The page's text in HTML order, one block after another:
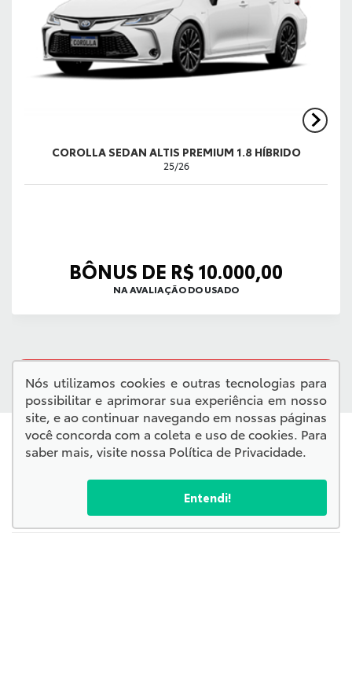
COROLLA SEDAN ALTIS PREMIUM 1.8 HÍBRIDO
25/26
BÔNUS DE R$ 10.000,00
NA AVALIAÇÃO DO USADO
Confira endereços, telefones e horários, selecionando a
unidade abaixo:
Nós utilizamos cookies e outras tecnologias para
possibilitar e aprimorar sua experiência em nosso
site, e ao continuar navegando em nossas páginas
você concorda com a coleta e uso de cookies. Para
saber mais, visite nossa Política de Privacidade.
Entendi!